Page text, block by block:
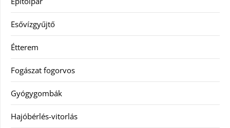
Esővízgyűjtő
Étterem
Fogászat fogorvos
Gyógygombák
Hajóbérlés-vitorlás